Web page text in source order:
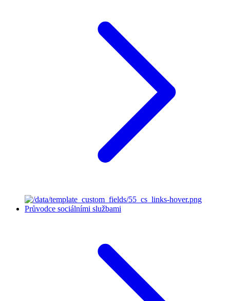
Průvodce sociálními službami